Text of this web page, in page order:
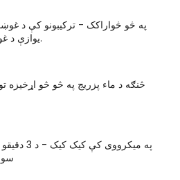
په څو څواراکک - ترکیبونو کې د
یوازې د غوښې سره.
څنګه د ماء پزریج په څو څو اړخیزه
په میکرووی کې